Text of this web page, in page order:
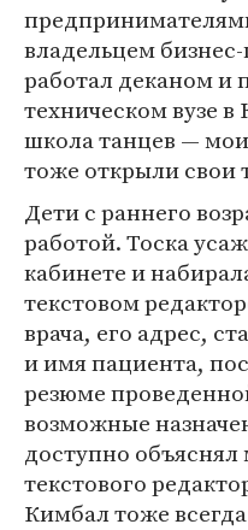
владельцем
работал деканом и
техническом вузе
школа танцев —
тоже открыли свои
Дети с раннего
работой. Тоска
кабинете и
текстовом
врача, его адрес,
и имя пациента,
резюме
возможные
доступно
текстового
Кимбал тоже